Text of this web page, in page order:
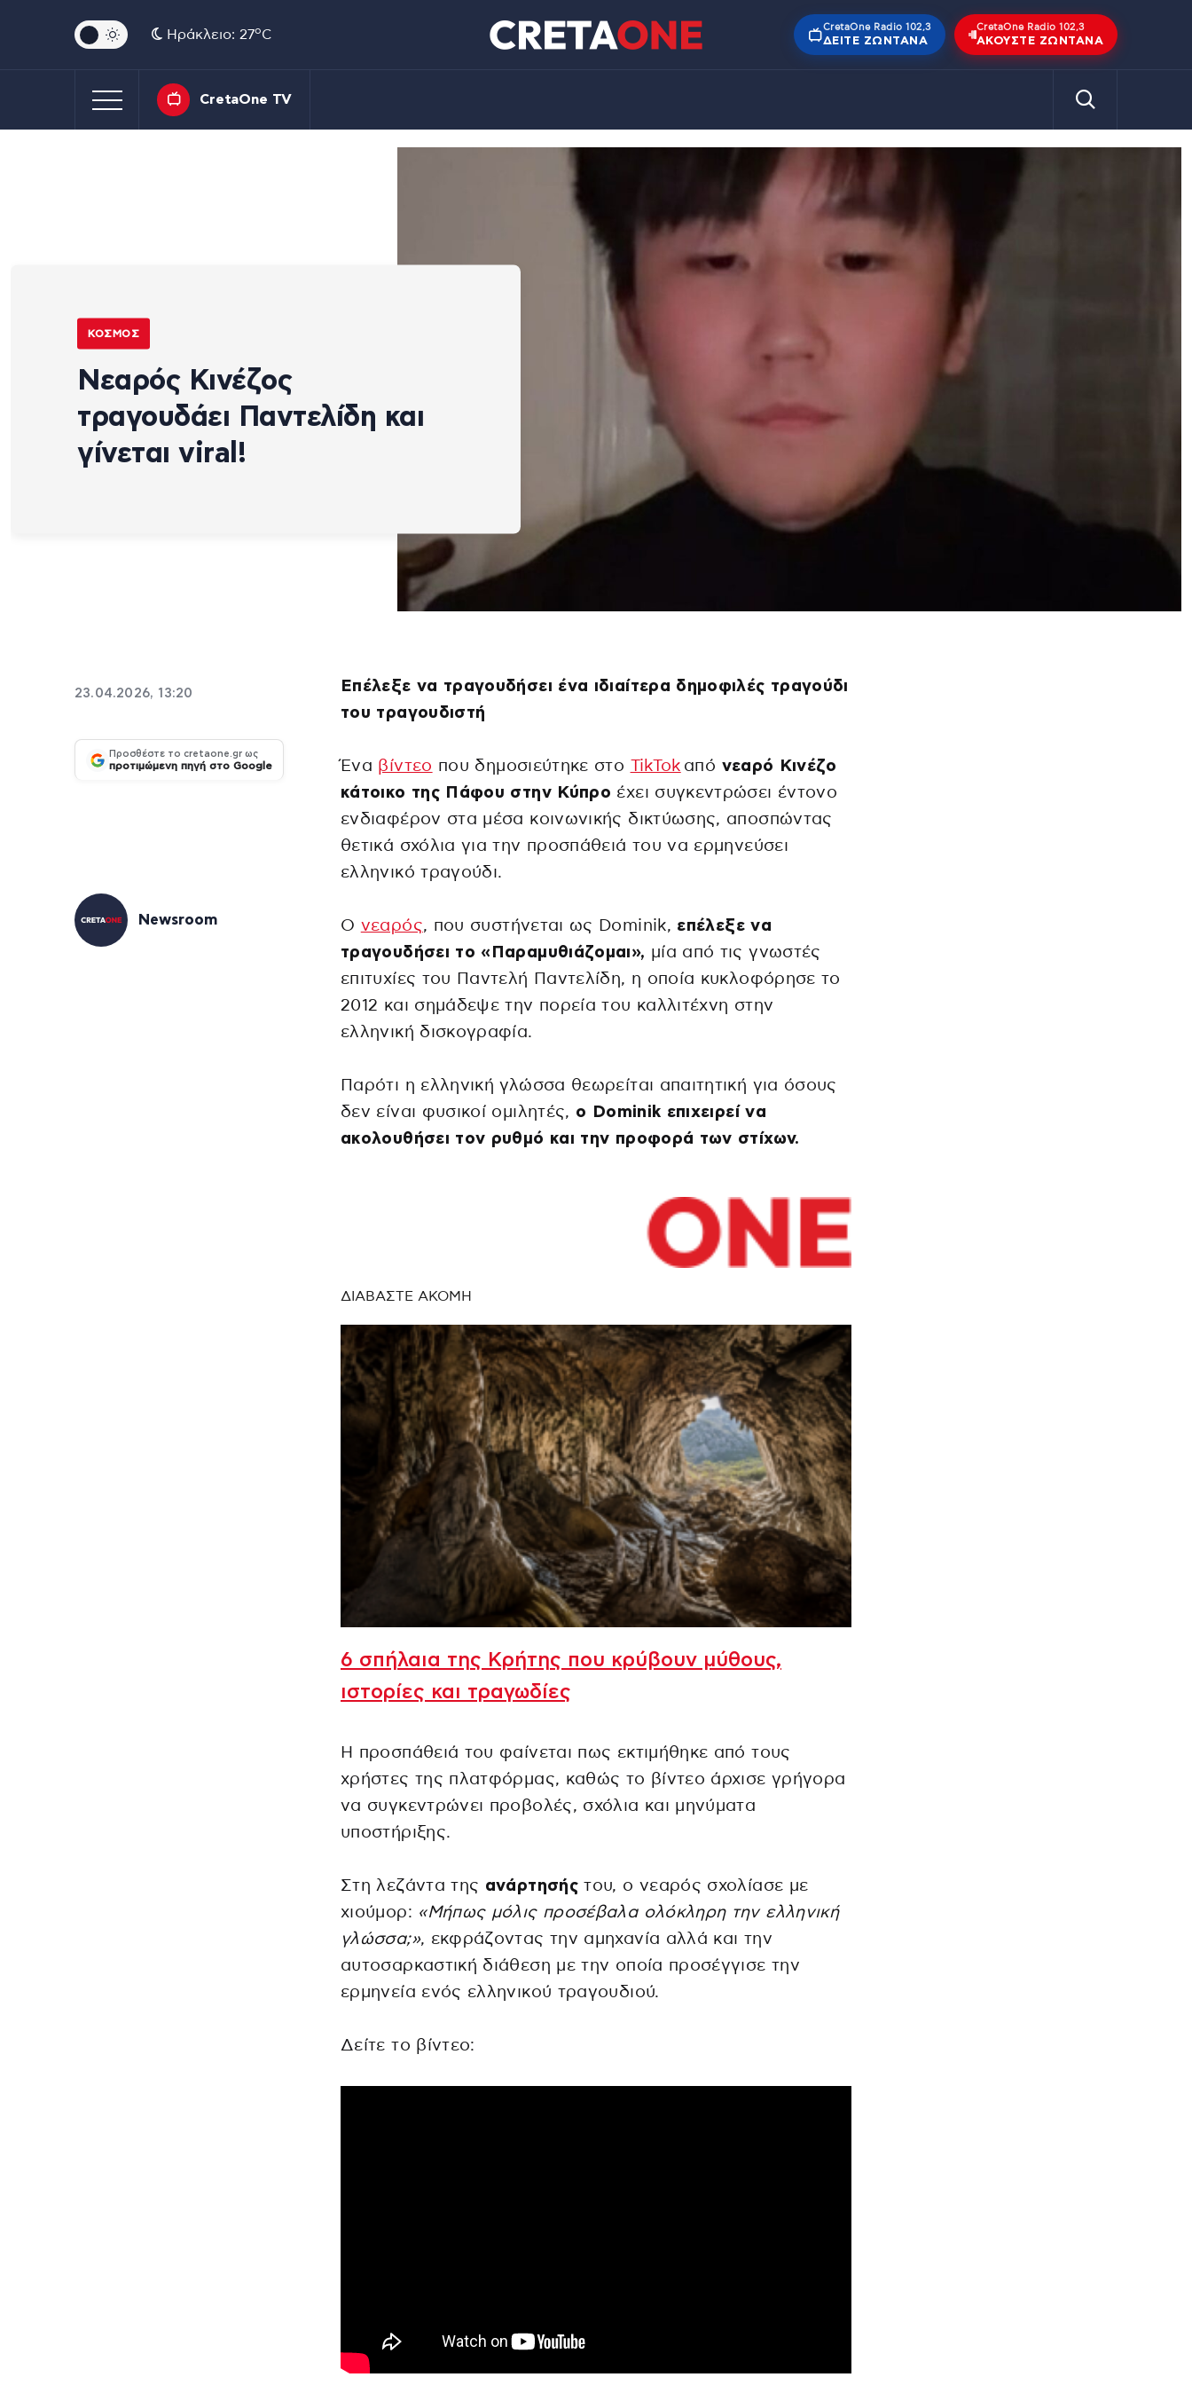
Ηράκλειο: 27oC
CretaOne Radio 102,3
ΔΕΊΤΕ ΖΩΝΤΑΝΆ
CretaOne Radio 102,3
ΑΚΟΎΣΤΕ ΖΩΝΤΑΝΆ
CretaOne TV
ΚΌΣΜΟΣ
Νεαρός Κινέζος
τραγουδάει Παντελίδη και
γίνεται viral!
23.04.2026, 13:20
Προσθέστε το cretaone.gr ως
προτιμώμενη πηγή στο Google
Newsroom
Επέλεξε να τραγουδήσει ένα ιδιαίτερα δημοφιλές τραγούδι
του τραγουδιστή
Ένα βίντεο που δημοσιεύτηκε στο TikTok από νεαρό Κινέζο
κάτοικο της Πάφου στην Κύπρο έχει συγκεντρώσει έντονο
ενδιαφέρον στα μέσα κοινωνικής δικτύωσης, αποσπώντας
θετικά σχόλια για την προσπάθειά του να ερμηνεύσει
ελληνικό τραγούδι.
Ο νεαρός, που συστήνεται ως Dominik, επέλεξε να
τραγουδήσει το «Παραμυθιάζομαι», μία από τις γνωστές
επιτυχίες του Παντελή Παντελίδη, η οποία κυκλοφόρησε το
2012 και σημάδεψε την πορεία του καλλιτέχνη στην
ελληνική δισκογραφία.
Παρότι η ελληνική γλώσσα θεωρείται απαιτητική για όσους
δεν είναι φυσικοί ομιλητές, ο Dominik επιχειρεί να
ακολουθήσει τον ρυθμό και την προφορά των στίχων.
ΔΙΑΒΑΣΤΕ ΑΚΟΜΗ
6 σπήλαια της Κρήτης που κρύβουν μύθους,
ιστορίες και τραγωδίες
Η προσπάθειά του φαίνεται πως εκτιμήθηκε από τους
χρήστες της πλατφόρμας, καθώς το βίντεο άρχισε γρήγορα
να συγκεντρώνει προβολές, σχόλια και μηνύματα
υποστήριξης.
Στη λεζάντα της ανάρτησής του, ο νεαρός σχολίασε με
χιούμορ: «Μήπως μόλις προσέβαλα ολόκληρη την ελληνική
γλώσσα;», εκφράζοντας την αμηχανία αλλά και την
αυτοσαρκαστική διάθεση με την οποία προσέγγισε την
ερμηνεία ενός ελληνικού τραγουδιού.
Δείτε το βίντεο: